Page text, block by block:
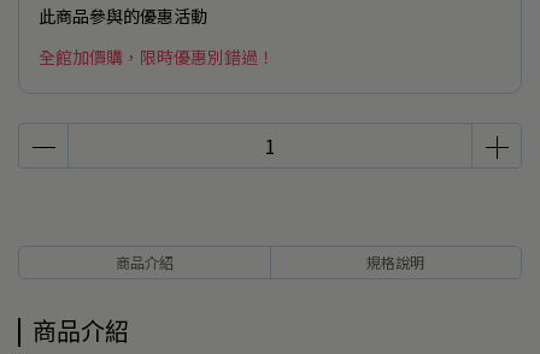
此商品參與的優惠活動
全館加價購，限時優惠別錯過！
商品介紹 規格說明
商品介紹